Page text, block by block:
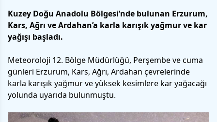
Kuzey Doğu Anadolu Bölgesi’nde bulunan Erzurum,
Kars, Ağrı ve Ardahan’a karla karışık yağmur ve kar
yağışı başladı.
Meteoroloji 12. Bölge Müdürlüğü, Perşembe ve cuma
günleri Erzurum, Kars, Ağrı, Ardahan çevrelerinde
karla karışık yağmur ve yüksek kesimlere kar yağacağı
yolunda uyarıda bulunmuştu.